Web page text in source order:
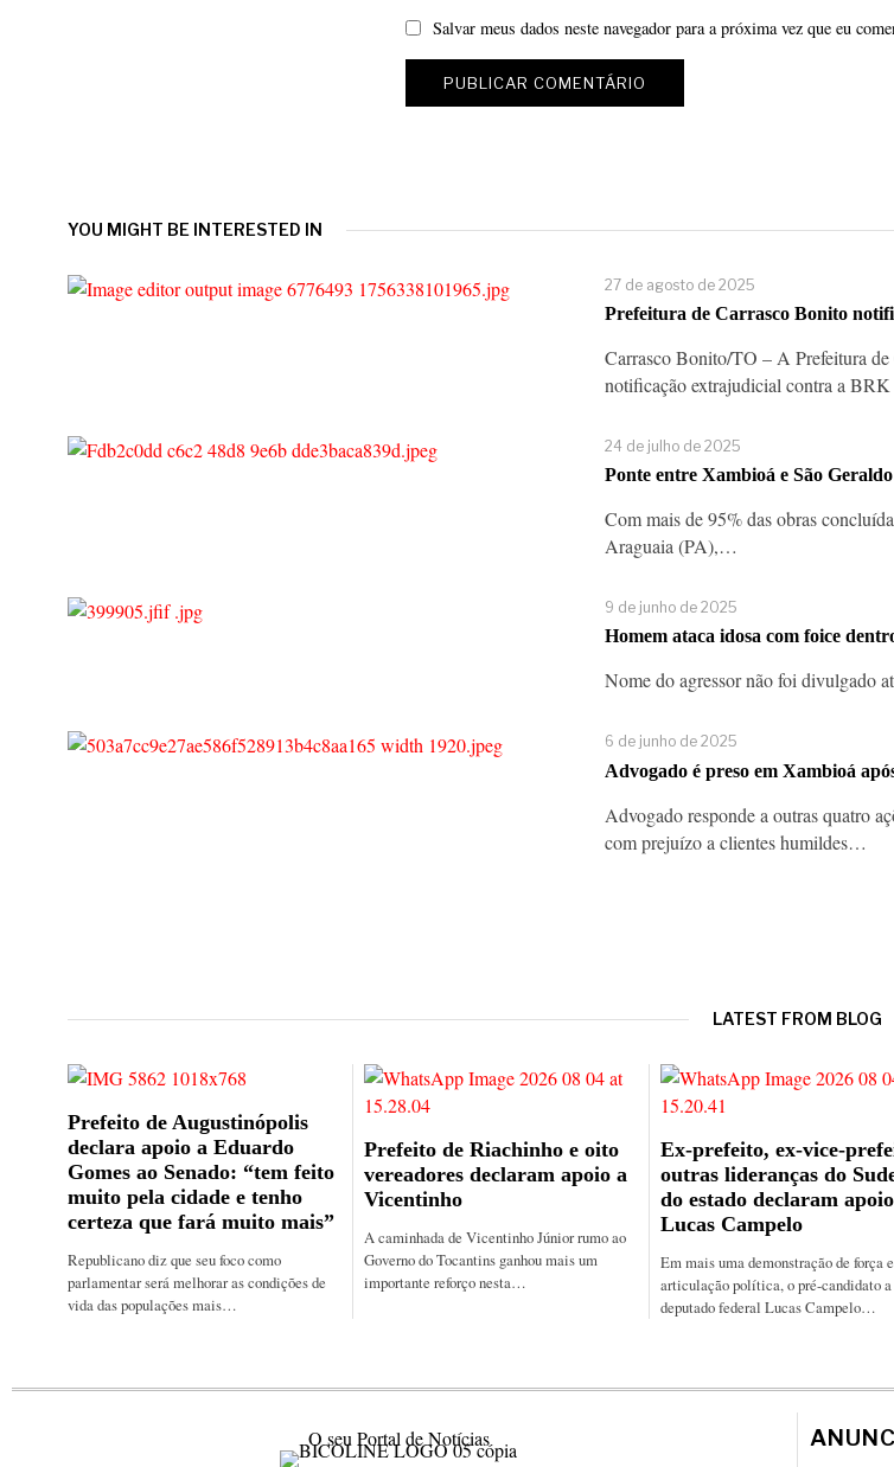
Salvar meus dados neste navegador para a próxima vez que eu
YOU MIGHT BE INTERESTED IN
27 de agosto de 2025
Prefeitura de Carrasco Bonito
Carrasco Bonito/TO – A Prefeitura
notificação extrajudicial contra a
24 de julho de 2025
Ponte entre Xambioá e São
Com mais de 95% das obras
Araguaia (PA),…
9 de junho de 2025
Homem ataca idosa com foice
Nome do agressor não foi divulgado
6 de junho de 2025
Advogado é preso em Xambioá
Advogado responde a outras quatro
com prejuízo a clientes humildes…
LATEST FROM BLOG
Prefeito de Augustinópolis
declara apoio a Eduardo
Gomes ao Senado: “tem feito
muito pela cidade e tenho
certeza que fará muito mais”
Republicano diz que seu foco como
parlamentar será melhorar as condições de
vida das populações mais…
Prefeito de Riachinho e oito
vereadores declaram apoio a
Vicentinho
A caminhada de Vicentinho Júnior rumo ao
Governo do Tocantins ganhou mais um
importante reforço nesta…
Ex-prefeito, ex-vice-
outras lideranças do
do estado declaram
Lucas Campelo
Em mais uma demonstração de força e
articulação política, o pré-candidato a
deputado federal Lucas Campelo…
O seu Portal de Notícias